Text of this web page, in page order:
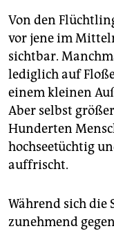
Von den
vor jene im
sichtbar.
lediglich auf
einem kleinen
Aber selbst
Hunderten
hochseetüchtig
auffrischt.
Während sich die
zunehmend